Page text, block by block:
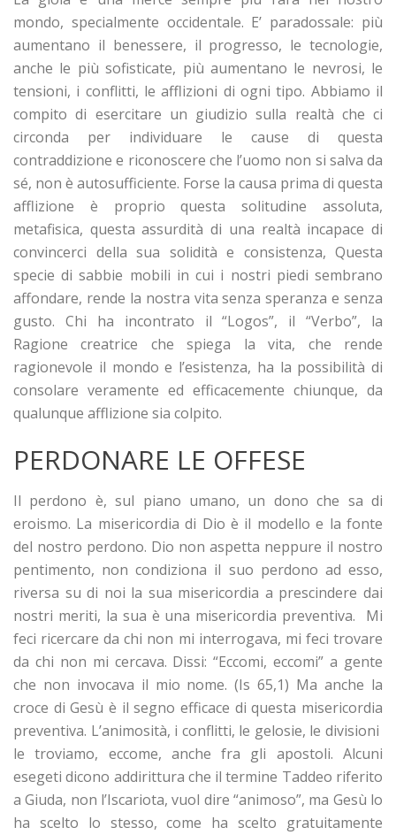
mondo, specialmente occidentale. E’ paradossale: più
aumentano il benessere, il progresso, le tecnologie,
anche le più sofisticate, più aumentano le nevrosi, le
tensioni, i conflitti, le afflizioni di ogni tipo. Abbiamo il
compito di esercitare un giudizio sulla realtà che ci
circonda per individuare le cause di questa
contraddizione e riconoscere che l’uomo non si salva da
sé, non è autosufficiente. Forse la causa prima di questa
afflizione è proprio questa solitudine assoluta,
metafisica, questa assurdità di una realtà incapace di
convincerci della sua solidità e consistenza, Questa
specie di sabbie mobili in cui i nostri piedi sembrano
affondare, rende la nostra vita senza speranza e senza
gusto. Chi ha incontrato il “Logos”, il “Verbo”, la
Ragione creatrice che spiega la vita, che rende
ragionevole il mondo e l’esistenza, ha la possibilità di
consolare veramente ed efficacemente chiunque, da
qualunque afflizione sia colpito.
PERDONARE LE OFFESE
Il perdono è, sul piano umano, un dono che sa di
eroismo. La misericordia di Dio è il modello e la fonte
del nostro perdono. Dio non aspetta neppure il nostro
pentimento, non condiziona il suo perdono ad esso,
riversa su di noi la sua misericordia a prescindere dai
nostri meriti, la sua è una misericordia preventiva. Mi
feci ricercare da chi non mi interrogava, mi feci trovare
da chi non mi cercava. Dissi: “Eccomi, eccomi” a gente
che non invocava il mio nome. (Is 65,1) Ma anche la
croce di Gesù è il segno efficace di questa misericordia
preventiva. L’animosità, i conflitti, le gelosie, le divisioni
le troviamo, eccome, anche fra gli apostoli. Alcuni
esegeti dicono addirittura che il termine Taddeo riferito
a Giuda, non l’Iscariota, vuol dire “animoso”, ma Gesù lo
ha scelto lo stesso, come ha scelto gratuitamente